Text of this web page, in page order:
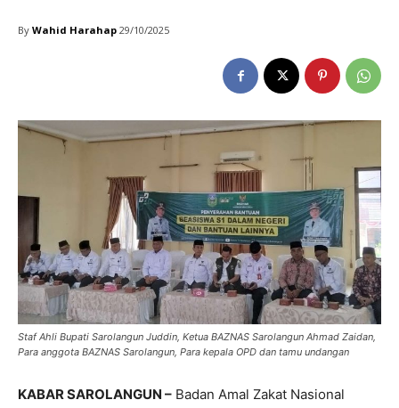
By Wahid Harahap 29/10/2025
Staf Ahli Bupati Sarolangun Juddin, Ketua BAZNAS Sarolangun Ahmad Zaidan,
Para anggota BAZNAS Sarolangun, Para kepala OPD dan tamu undangan
KABAR SAROLANGUN – Badan Amal Zakat Nasional